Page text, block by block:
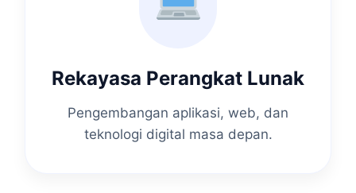
Rekayasa Perangkat Lunak
Pengembangan aplikasi, web, dan
teknologi digital masa depan.